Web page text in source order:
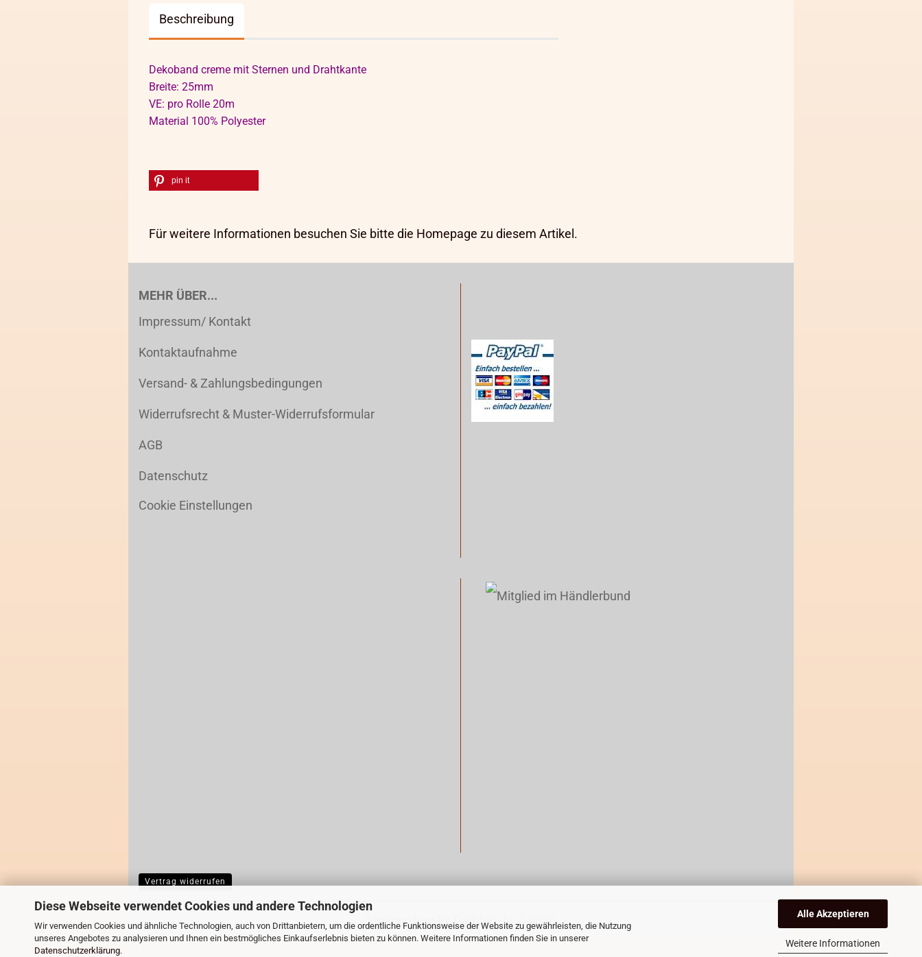
Diese Webseite verwendet Cookies und andere Technologien
Wir verwenden Cookies und ähnliche Technologien, auch von Drittanbietern, um die ordentliche Funktionsweise der Website zu gewährleisten, die Nutzung
unseres Angebotes zu analysieren und Ihnen ein bestmögliches Einkaufserlebnis bieten zu können. Weitere Informationen finden Sie in unserer
Datenschutzerklärung.
Alle Akzeptieren
Weitere Informationen
Beschreibung
Dekoband creme mit Sternen und Drahtkante
Breite: 25mm
VE: pro Rolle 20m
Material 100% Polyester
pin it
Für weitere Informationen besuchen Sie bitte die Homepage zu diesem Artikel.
MEHR ÜBER...
Impressum/ Kontakt
Kontaktaufnahme
Versand- & Zahlungsbedingungen
Widerrufsrecht & Muster-Widerrufsformular
AGB
Datenschutz
Cookie Einstellungen
Vertrag widerrufen
Shopsystem by Gambio.de © 2026